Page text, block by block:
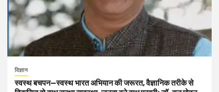
विज्ञान
स्वस्थ बचपन—स्वस्थ भारत अभियान की जरूरत, वैज्ञानिक तरीके से